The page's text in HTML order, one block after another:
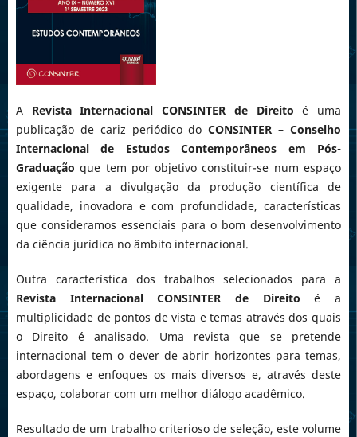
A Revista Internacional CONSINTER de Direito é uma
publicação de cariz periódico doCONSINTER – Conselho
Internacional de Estudos Contemporâneos em Pós-
Graduação que tem por objetivo constituir-se num espaço
exigente para a divulgação da produção científica de
qualidade, inovadora e com profundidade, características
que consideramos essenciais para o bom desenvolvimento
da ciência jurídica no âmbito internacional.
Outra característica dos trabalhos selecionados para a
Revista Internacional CONSINTER de Direito é a
multiplicidade de pontos de vista e temas através dos quais
o Direito é analisado. Uma revista que se pretende
internacional tem o dever de abrir horizontes para temas,
abordagens e enfoques os mais diversos e, através deste
espaço, colaborar com um melhor diálogo acadêmico.
Resultado de um trabalho criterioso de seleção, este volume